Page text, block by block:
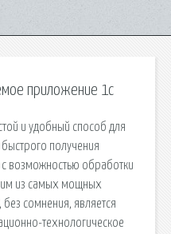
приложение 1с
и удобный способ для
получения
возможностью обработки
из самых мощных
сомнения, является
технологическое